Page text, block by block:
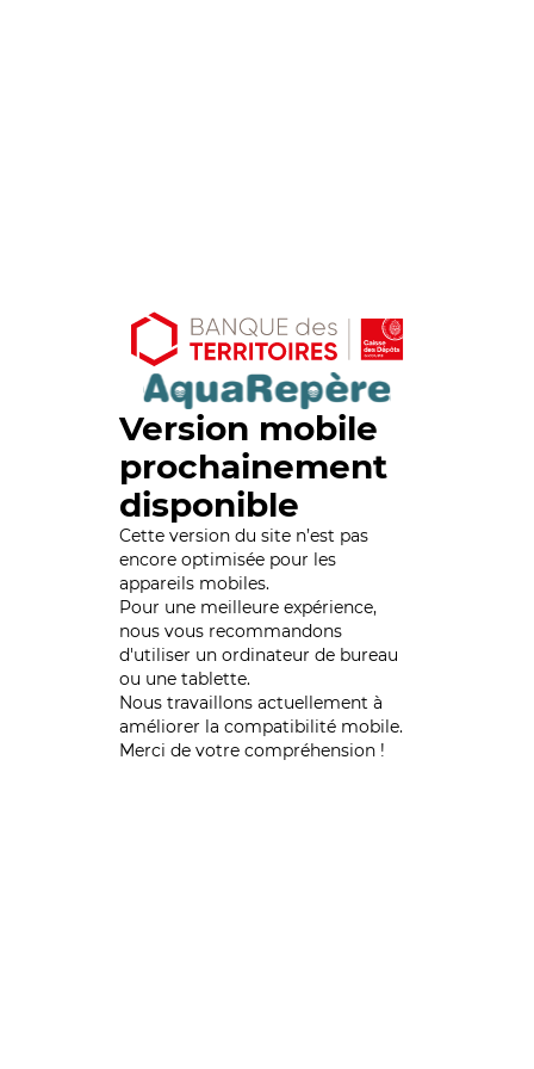
Version mobile
prochainement
disponible
Cette version du site n’est pas
encore optimisée pour les
appareils mobiles.
Pour une meilleure expérience,
nous vous recommandons
d'utiliser un ordinateur de bureau
ou une tablette.
Nous travaillons actuellement à
améliorer la compatibilité mobile.
Merci de votre compréhension !